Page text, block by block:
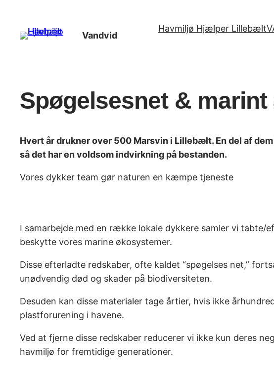
indhold
Vandvid
Havmiljø Hjælper Lillebælt
Spøgelsesnet & marint
Hvert år drukner over 500 Marsvin i Lillebælt. En del af
så det har en voldsom indvirkning på bestanden.
Vores dykker team gør naturen en kæmpe tjeneste
I samarbejde med en række lokale dykkere samler vi
beskytte vores marine økosystemer.
Disse efterladte redskaber, ofte kaldet “spøgelses net,”
unødvendig død og skader på biodiversiteten.
Desuden kan disse materialer tage årtier, hvis ikke
plastforurening i havene.
Ved at fjerne disse redskaber reducerer vi ikke kun deres
havmiljø for fremtidige generationer.